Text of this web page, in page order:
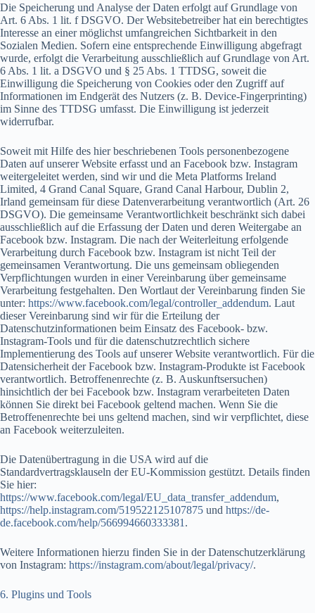
Die Speicherung und Analyse der Daten erfolgt auf Grundlage von
Art. 6 Abs. 1 lit. f DSGVO. Der Websitebetreiber hat ein berechtigtes
Interesse an einer möglichst umfangreichen Sichtbarkeit in den
Sozialen Medien. Sofern eine entsprechende Einwilligung abgefragt
wurde, erfolgt die Verarbeitung ausschließlich auf Grundlage von Art.
6 Abs. 1 lit. a DSGVO und § 25 Abs. 1 TTDSG, soweit die
Einwilligung die Speicherung von Cookies oder den Zugriff auf
Informationen im Endgerät des Nutzers (z. B. Device-Fingerprinting)
im Sinne des TTDSG umfasst. Die Einwilligung ist jederzeit
widerrufbar.
Soweit mit Hilfe des hier beschriebenen Tools personenbezogene
Daten auf unserer Website erfasst und an Facebook bzw. Instagram
weitergeleitet werden, sind wir und die Meta Platforms Ireland
Limited, 4 Grand Canal Square, Grand Canal Harbour, Dublin 2,
Irland gemeinsam für diese Datenverarbeitung verantwortlich (Art. 26
DSGVO). Die gemeinsame Verantwortlichkeit beschränkt sich dabei
ausschließlich auf die Erfassung der Daten und deren Weitergabe an
Facebook bzw. Instagram. Die nach der Weiterleitung erfolgende
Verarbeitung durch Facebook bzw. Instagram ist nicht Teil der
gemeinsamen Verantwortung. Die uns gemeinsam obliegenden
Verpflichtungen wurden in einer Vereinbarung über gemeinsame
Verarbeitung festgehalten. Den Wortlaut der Vereinbarung finden Sie
unter: https://www.facebook.com/legal/controller_addendum. Laut
dieser Vereinbarung sind wir für die Erteilung der
Datenschutzinformationen beim Einsatz des Facebook- bzw.
Instagram-Tools und für die datenschutzrechtlich sichere
Implementierung des Tools auf unserer Website verantwortlich. Für die
Datensicherheit der Facebook bzw. Instagram-Produkte ist Facebook
verantwortlich. Betroffenenrechte (z. B. Auskunftsersuchen)
hinsichtlich der bei Facebook bzw. Instagram verarbeiteten Daten
können Sie direkt bei Facebook geltend machen. Wenn Sie die
Betroffenenrechte bei uns geltend machen, sind wir verpflichtet, diese
an Facebook weiterzuleiten.
Die Datenübertragung in die USA wird auf die
Standardvertragsklauseln der EU-Kommission gestützt. Details finden
Sie hier:
https://www.facebook.com/legal/EU_data_transfer_addendum,
https://help.instagram.com/519522125107875 und https://de-
de.facebook.com/help/566994660333381 .
Weitere Informationen hierzu finden Sie in der Datenschutzerklärung
von Instagram: https://instagram.com/about/legal/privacy/.
6. Plugins und Tools